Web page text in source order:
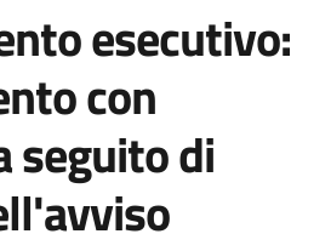
esecutivo:
con
seguito di